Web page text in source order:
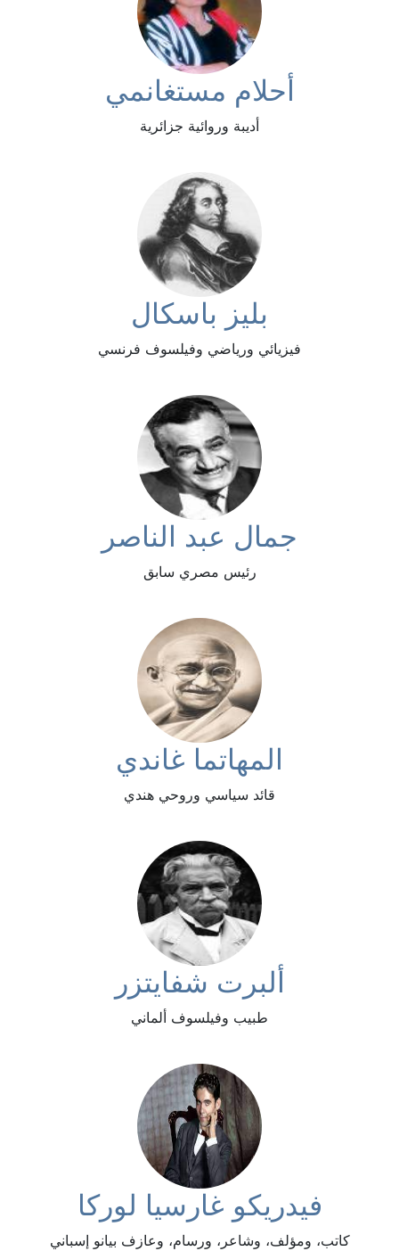
أحلام مستغانمي
أديبة وروائية جزائرية
بليز باسكال
فيزيائي ورياضي وفيلسوف فرنسي
جمال عبد الناصر
رئيس مصري سابق
المهاتما غاندي
قائد سياسي وروحي هندي
ألبرت شفايتزر
طبيب وفيلسوف ألماني
فيدريكو غارسيا لوركا
كاتب، ومؤلف، وشاعر، ورسام، وعازف بيانو إسباني